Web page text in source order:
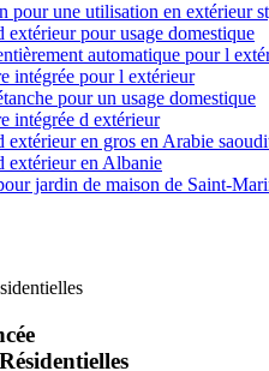
pour une utilisation en extérieur
extérieur pour usage domestique
automatique pour l
intégrée pour l extérieur
pour un usage domestique
intégrée d extérieur
extérieur en gros en Arabie
extérieur en Albanie
jardin de maison de Saint-